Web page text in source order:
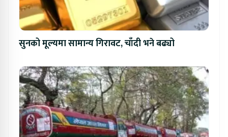
सुनको मूल्यमा सामान्य गिरावट, चाँदी भने बढ्यो